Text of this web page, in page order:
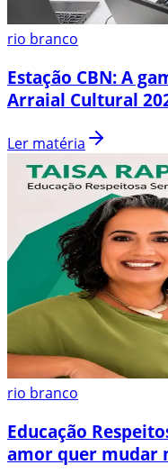
rio branco
Estação CBN: A
Arraial Cultural
Ler matéria
rio branco
Educação
amor quer mudar